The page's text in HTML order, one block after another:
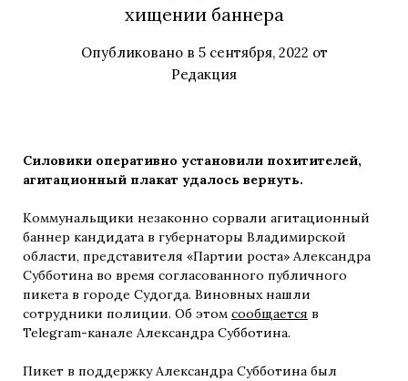
хищении баннера
Опубликовано в 5 сентября, 2022 от
Редакция
Силовики оперативно установили похитителей,
агитационный плакат удалось вернуть.
Коммунальщики незаконно сорвали агитационный
баннер кандидата в губернаторы Владимирской
области, представителя «Партии роста» Александра
Субботина во время согласованного публичного
пикета в городе Судогда. Виновных нашли
сотрудники полиции. Об этом сообщается в
Telegram-канале Александра Субботина.
Пикет в поддержку Александра Субботина был